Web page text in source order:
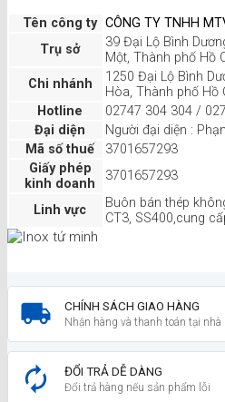
Tên công ty CÔNG TY TNHH
Trụ sở
39 Đại Lộ Bình
Một, Thành phố Hồ
Chi nhánh
1250 Đại Lộ Bình
Hòa, Thành phố Hồ
Hotline
02747 304 304 /
Đại diện
Người đại diện :
Mã số thuế
3701657293
Giấy phép
kinh doanh
3701657293
Linh vực
Buôn bán thép
CT3, SS400,cung
CHÍNH SÁCH GIAO HÀNG
Nhận hàng và thanh toán tại nhà
ĐỔI TRẢ DỄ DÀNG
Đổi trả hàng nếu sản phẩm lỗi